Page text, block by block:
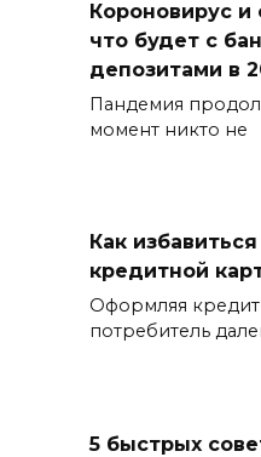
Короновирус и
что будет с
депозитами в
Пандемия
момент никто не
Как
кредитной
Оформляя
потребитель
5 быстрых